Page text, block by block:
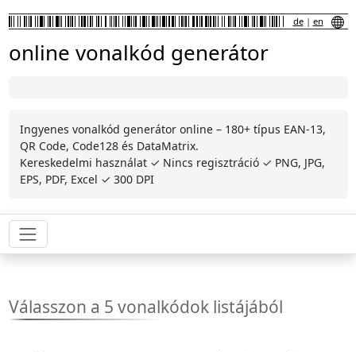
de| en
online vonalkód generátor
Ingyenes vonalkód generátor online – 180+ típus EAN-13,
QR Code, Code128 és DataMatrix.
Kereskedelmi használat ✓ Nincs regisztráció ✓ PNG, JPG,
EPS, PDF, Excel ✓ 300 DPI
Válasszon a 5 vonalkódok listájából